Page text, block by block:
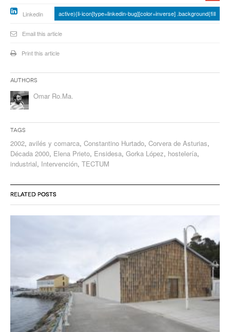
Linkedin active){li-icon[type=linkedin-bug][color=inverse] .background{fill
Email this article
Print this article
Authors
Omar Ro.Ma.
Tags
2002, avilés y comarca, Constantino Hurtado, Corvera de Asturias,
Década 2000, Elena Prieto, Ensidesa, Gorka López, hostelería,
industrial, Intervención, TECTUM
RELATED POSTS